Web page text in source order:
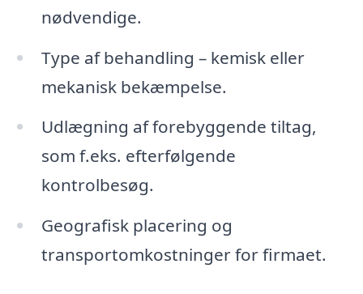
nødvendige.
Type af behandling – kemisk eller
mekanisk bekæmpelse.
Udlægning af forebyggende tiltag,
som f.eks. efterfølgende
kontrolbesøg.
Geografisk placering og
transportomkostninger for firmaet.